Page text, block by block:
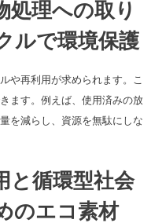
処理への取り
ルで環境保護
や再利用が求められます。こ
ます。例えば、使用済みの放
を減らし、資源を無駄にしな
と循環型社会
のエコ素材